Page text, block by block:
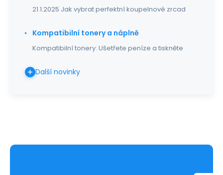
21.1.2025 Jak vybrat perfektní koupelnové zrcad
Kompatibilní tonery a náplně
Kompatibilní tonery: Ušetřete peníze a tiskněte
Další novinky